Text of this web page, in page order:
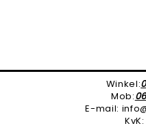
Winkel:
Mob:
E-mail: